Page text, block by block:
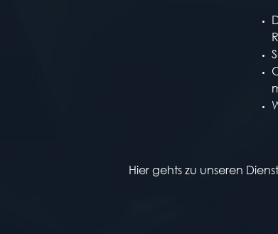
Hier gehts zu unseren